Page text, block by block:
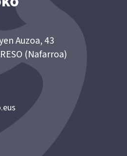
Auzoa, 43
(Nafarroa)